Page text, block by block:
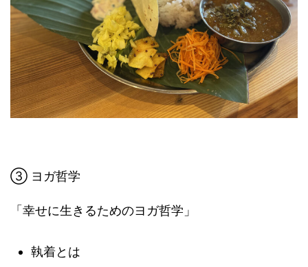
③ ヨガ哲学
「幸せに生きるためのヨガ哲学」
執着とは